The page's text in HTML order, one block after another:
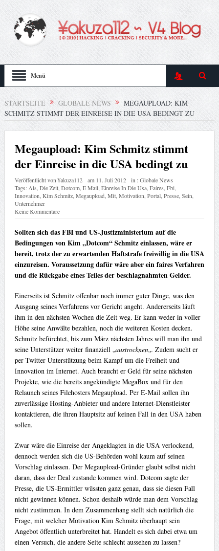
Menü
STARTSEITE GLOBALE NEWS
MEGAUPLOAD: KIM
SCHMITZ STIMMT DER EINREISE IN DIE USA BEDINGT ZU
Megaupload: Kim Schmitz stimmt
der Einreise in die USA bedingt zu
Veröffentlicht von¥akuza112 am 11. Juli 2012 in :Globale News
Tags: Als Die Zeit, Dotcom, E Mail, Einreise In Die Usa, Faires Fbi
Innovation Kim Schmitz, Megaupload, Mit, Motivation Portal, Presse, Sein
Unternehmer
Keine Kommentare
Sollten sich das FBI und US-Justizministerium auf die
Bedingungen von Kim „Dotcom“ Schmitz einlassen, wäre er
bereit, trotz der zu erwartenden Haftstrafe freiwillig in die USA
einzureisen. Voraussetzung dafür wäre aber ein faires Verfahren
und die Rückgabe eines Teiles der beschlagnahmten Gelder.
Einerseits ist Schmitz offenbar noch immer guter Dinge, was den
Ausgang seines Verfahrens vor Gericht angeht. Andererseits läuft
ihm in den nächsten Wochen die Zeit weg. Er kann weder in voller
Höhe seine Anwälte bezahlen, noch die weiteren Kosten decken.
Schmitz befürchtet, bis zum März nächsten Jahres will man ihn und
seine Unterstützer weiter finanziell „austrocknen„. Zudem sucht er
per Twitter Unterstützung beim Kampf um die Freiheit und
Innovation im Internet. Auch braucht er Geld für seine nächsten
Projekte, wie die bereits angekündigte MegaBox und für den
Relaunch seines Filehosters Megaupload. Per E-Mail sollen ihn
zuverlässige Hosting-Anbieter und andere Internet-Dienstleister
kontaktieren, die ihren Hauptsitz auf keinen Fall in den USA haben
sollen.
Zwar wäre die Einreise der Angeklagten in die USA verlockend,
dennoch werden sich die US-Behörden wohl kaum auf seinen
Vorschlag einlassen. Der Megaupload-Gründer glaubt selbst nicht
daran, dass der Deal zustande kommen wird. Dotcom sagte der
Presse, die US-Ermittler wüssten ganz genau, dass sie diesen Fall
nicht gewinnen können. Schon deshalb würde man dem Vorschlag
nicht zustimmen. In dem Zusammenhang stellt sich natürlich die
Frage, mit welcher Motivation Kim Schmitz überhaupt sein
Angebot öffentlich unterbreitet hat. Handelt es sich dabei etwa um
einen Versuch, die andere Seite schlecht aussehen zu lassen?